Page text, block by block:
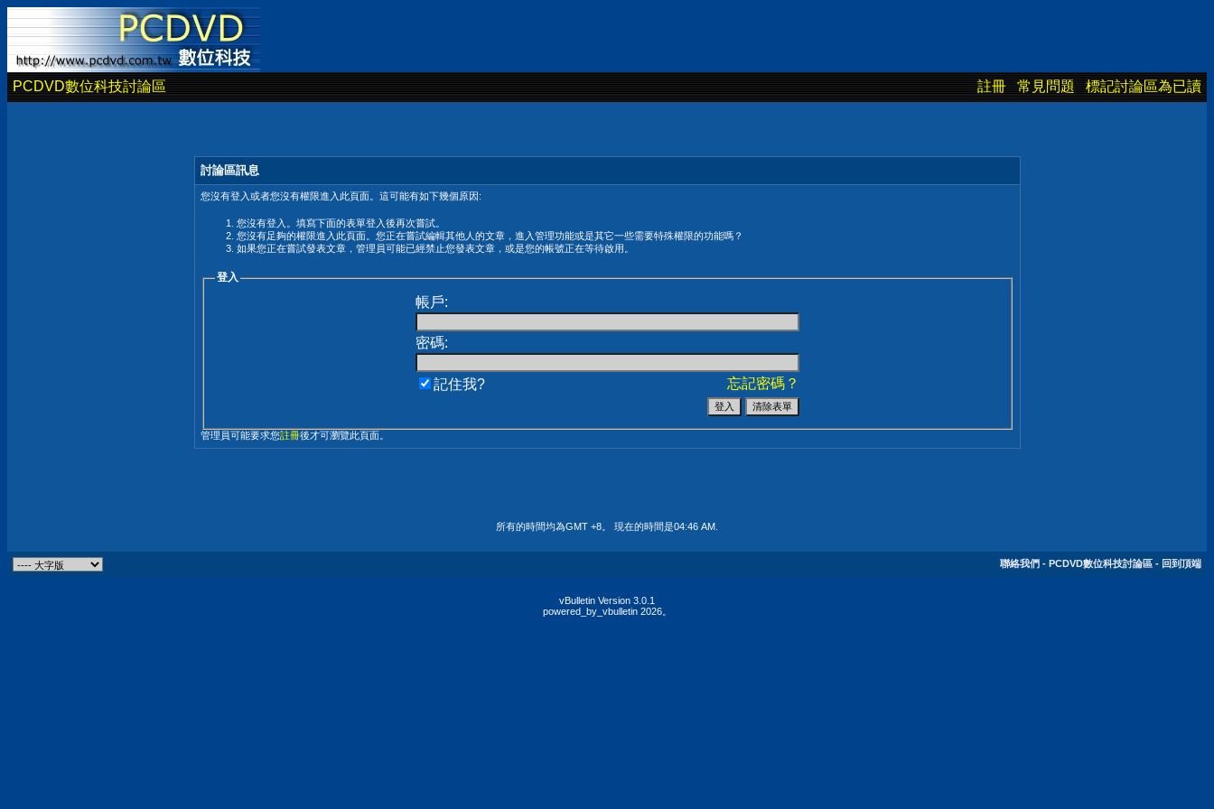
PCDVD數位科技討論區 註冊 常見問題 標記討論區為已讀
討論區訊息
您沒有登入或者您沒有權限進入此頁面。這可能有如下幾個原因:
您沒有登入。填寫下面的表單登入後再次嘗試。
您沒有足夠的權限進入此頁面。您正在嘗試編輯其他人的文章，進入管理功能或是其它一些需要特殊權限的功能嗎？
如果您正在嘗試發表文章，管理員可能已經禁止您發表文章，或是您的帳號正在等待啟用。
登入
帳戶:
密碼:
忘記密碼？
記住我?
管理員可能要求您註冊後才可瀏覽此頁面。
所有的時間均為GMT +8。 現在的時間是04:46 AM
聯絡我們 - PCDVD數位科技討論區 - 回到頂端
vBulletin Version 3.0.1
powered_by_vbulletin 2026。